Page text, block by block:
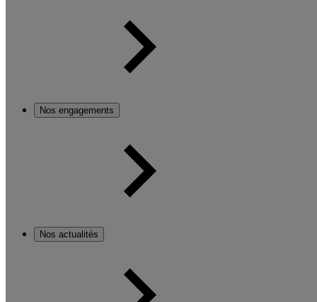
Nos engagements
Nos actualités